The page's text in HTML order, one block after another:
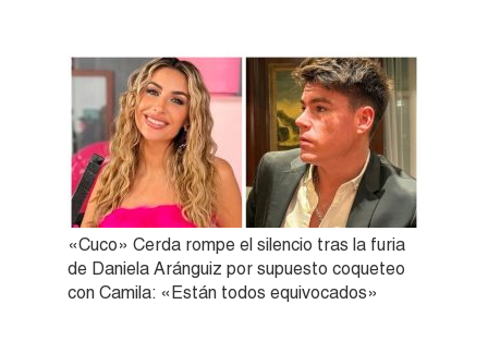
«Cuco» Cerda rompe el silencio tras la furia
de Daniela Aránguiz por supuesto coqueteo
con Camila: «Están todos equivocados»